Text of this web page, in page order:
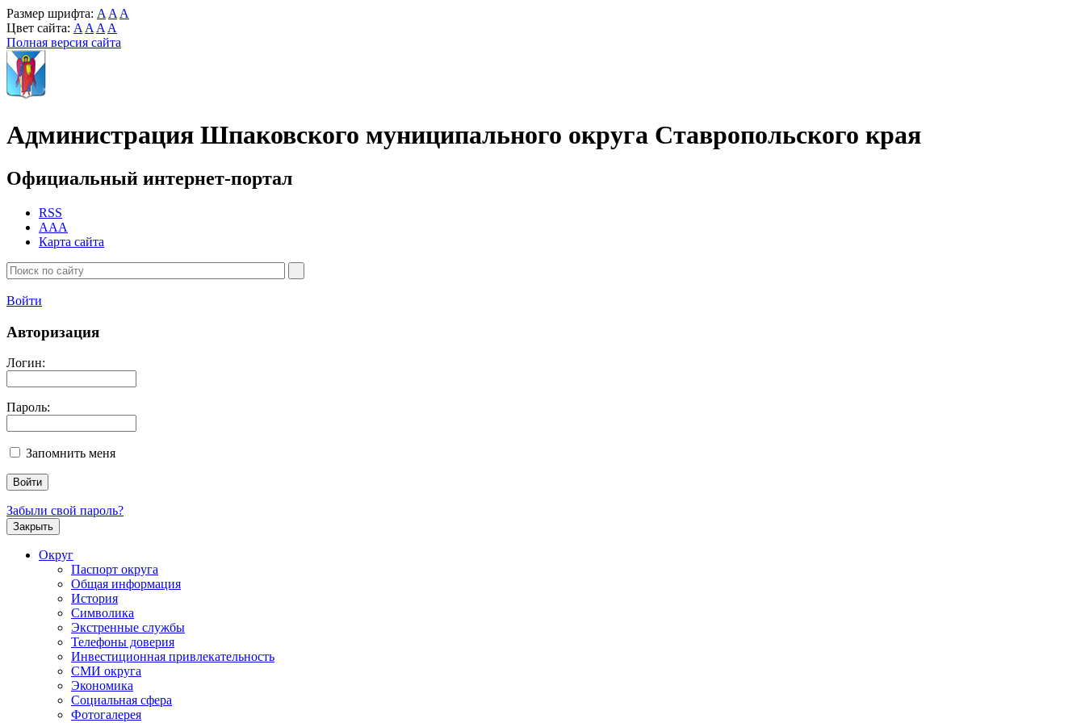
Размер шрифта: A A A
Цвет сайта: A A A A
Полная версия сайта
Администрация Шпаковского муниципального округа Ставропольского края
Официальный интернет-портал
RSS
AAA
Карта сайта
Войти
Авторизация
Логин:
Пароль:
Запомнить меня
Забыли свой пароль?
Закрыть
Округ
Паспорт округа
Общая информация
История
Символика
Экстренные службы
Телефоны доверия
Инвестиционная привлекательность
СМИ округа
Экономика
Социальная сфера
Фотогалерея